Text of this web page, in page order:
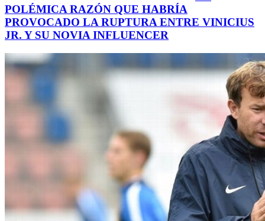
POLÉMICA RAZÓN QUE HABRÍA
PROVOCADO LA RUPTURA ENTRE VINICIUS
JR. Y SU NOVIA INFLUENCER